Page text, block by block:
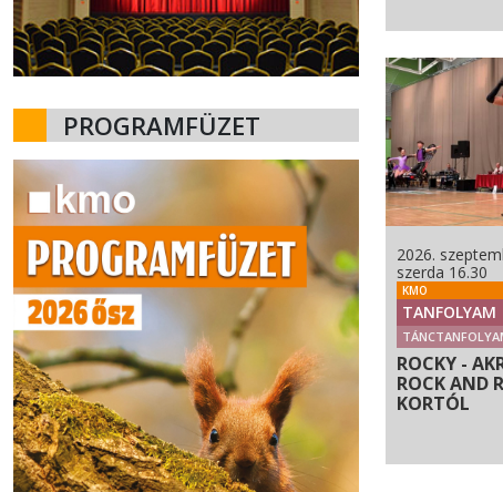
PROGRAMFÜZET
2026.
szerda 16.30
KMO
TANFOLYAM
ROCKY -
ROCK AND
KORTÓL